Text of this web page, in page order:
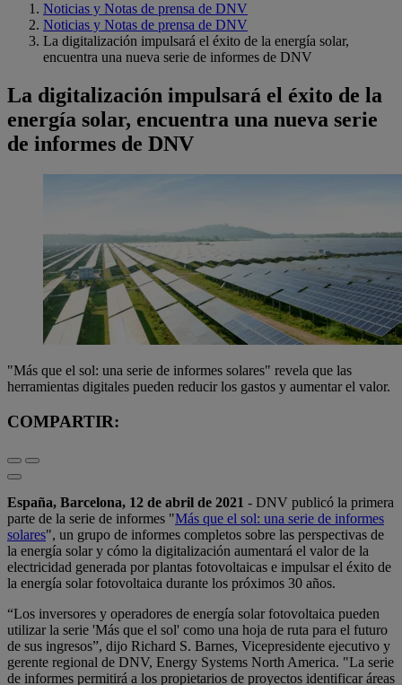
Noticias y Notas de prensa de DNV
Noticias y Notas de prensa de DNV
La digitalización impulsará el éxito de la energía solar,
encuentra una nueva serie de informes de DNV
La digitalización impulsará el éxito de la
energía solar, encuentra una nueva serie
de informes de DNV
"Más que el sol: una serie de informes solares" revela que las
herramientas digitales pueden reducir los gastos y aumentar el valor.
COMPARTIR:
España, Barcelona, 12 de abril de 2021 - DNV publicó la primera
parte de la serie de informes "Más que el sol: una serie de informes
solares", un grupo de informes completos sobre las perspectivas de
la energía solar y cómo la digitalización aumentará el valor de la
electricidad generada por plantas fotovoltaicas e impulsar el éxito de
la energía solar fotovoltaica durante los próximos 30 años.
“Los inversores y operadores de energía solar fotovoltaica pueden
utilizar la serie 'Más que el sol' como una hoja de ruta para el futuro
de sus ingresos”, dijo Richard S. Barnes, Vicepresidente ejecutivo y
gerente regional de DNV, Energy Systems North America. "La serie
de informes permitirá a los propietarios de proyectos identificar áreas